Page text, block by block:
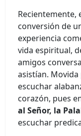
Recientemente,
conversión de
experiencia
vida espiritual,
amigos
asistían.
escuchar
corazón, pues
al Señor, la
escuchar